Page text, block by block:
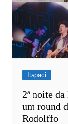
Itapaci
2ª noite
um round
Rodolffo